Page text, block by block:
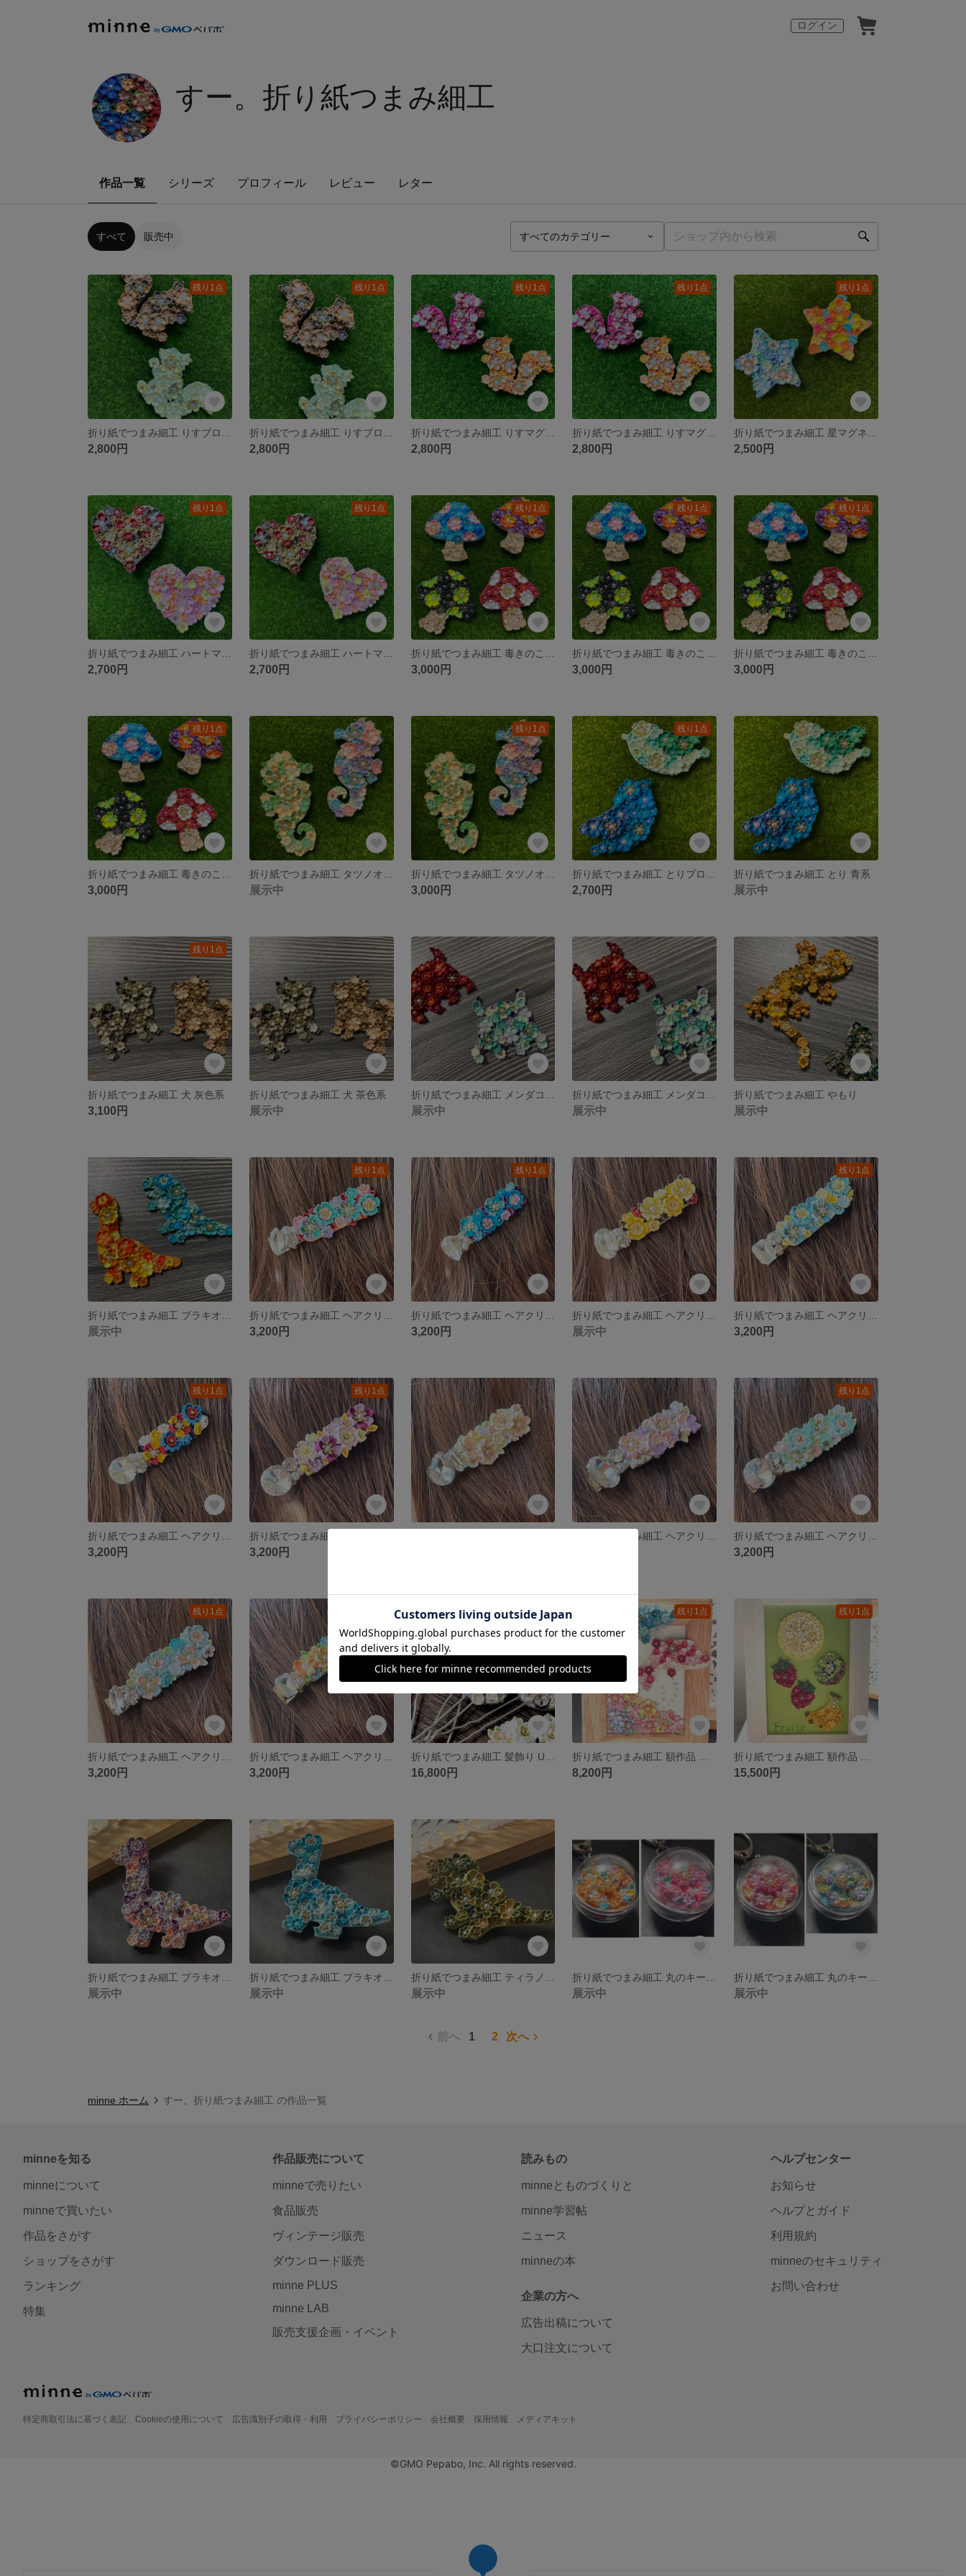
ログイン
すー。折り紙つまみ細工
作品一覧 シリーズ プロフィール レビュー レター
すべて 販売中
残り1点
2,800円
残り1点
2,800円
残り1点
折り紙でつまみ細工 りすマグネット 千代紙ピンク、赤系
2,800円
残り1点
2,800円
残り1点
2,500円
残り1点
2,700円
残り1点
2,700円
残り1点
3,000円
残り1点
3,000円
残り1点
3,000円
残り1点
3,000円 展示中
残り1点
3,000円
残り1点
2,700円
折り紙でつまみ細工 とり 青系
展示中
残り1点
折り紙でつまみ細工 犬 灰色系
3,100円
折り紙でつまみ細工 犬 茶色系
展示中 展示中 展示中
折り紙でつまみ細工 やもり
展示中
展示中
残り1点
3,200円
残り1点
3,200円 展示中
残り1点
3,200円
残り1点
3,200円
残り1点
3,200円
残り1点
3,200円
残り1点
3,200円 3,200円
残り1点
16,800円
残り1点
8,200円
残り1点
15,500円
展示中 展示中 展示中 展示中 展示中
前へ 1 2 次へ
minne ホーム すー。折り紙つまみ細工 の作品一覧
minneを知る
minneについて
minneで買いたい
作品をさがす
ショップをさがす
ランキング
特集
作品販売について
minneで売りたい
食品販売
ヴィンテージ販売
ダウンロード販売
minne PLUS
minne LAB
販売支援企画・イベント
読みもの
minneとものづくりと
minne学習帖
ニュース
minneの本
企業の方へ
広告出稿について
大口注文について
ヘルプセンター
お知らせ
ヘルプとガイド
利用規約
minneのセキュリティ
お問い合わせ
特定商取引法に基づく表記 Cookieの使用について 広告識別子の取得・利用 プライバシーポリシー 会社概要 採用情報 メディアキット
©GMO Pepabo, Inc. All rights reserved.